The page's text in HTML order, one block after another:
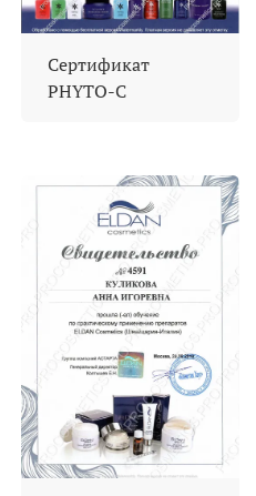
Сертификат
PHYTO-C